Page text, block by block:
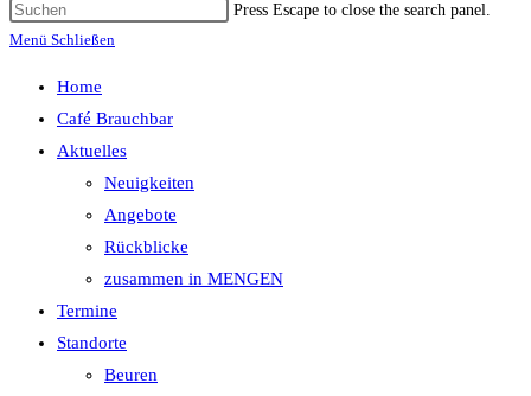
Press Escape to close the search panel.
Menü Schließen
Home
Café Brauchbar
Aktuelles
Neuigkeiten
Angebote
Rückblicke
zusammen in MENGEN
Termine
Standorte
Beuren